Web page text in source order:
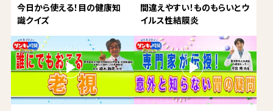
今日から使える！目の健康知
識クイズ
間違えやすい！ものもらいとウ
イルス性結膜炎